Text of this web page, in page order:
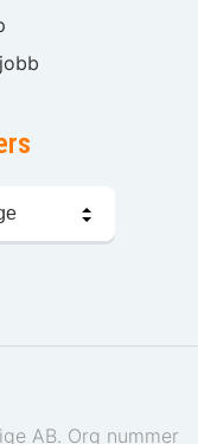
AB. Org nummer